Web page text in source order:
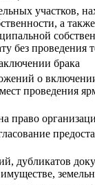
участков,
а
без проведения
брака
о
проведения
право
дубликатов